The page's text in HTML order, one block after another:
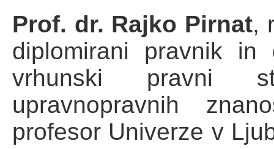
Prof. dr. Rajko Pirnat,
diplomirani pravnik in
vrhunski pravni
upravnopravnih
profesor Univerze v